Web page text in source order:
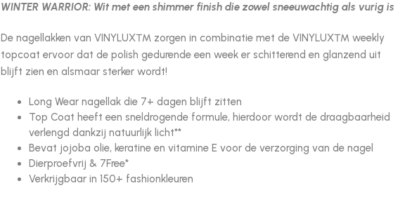
WINTER WARRIOR: Wit met een shimmer finish die zowel sneeuwachtig als vurig is
De nagellakken van VINYLUX™ zorgen in combinatie met de VINYLUX™ weekly
topcoat ervoor dat de polish gedurende een week er schitterend en glanzend uit
blijft zien en alsmaar sterker wordt!
Long Wear nagellak die 7+ dagen blijft zitten
Top Coat heeft een sneldrogende formule, hierdoor wordt de draagbaarheid
verlengd dankzij natuurlijk licht**
Bevat jojoba olie, keratine en vitamine E voor de verzorging van de nagel
Dierproefvrij & 7Free*
Verkrijgbaar in 150+ fashionkleuren